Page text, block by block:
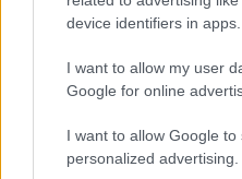
device identifiers in apps.
I want to allow my user
Google for online
I want to allow Google to
personalized advertising.
Χρηματοδότηση 8 εκατ.
ευρώ σε 843 μέσα
πενταετές πρόγραμμα
ενίσχυσης του Τύπου